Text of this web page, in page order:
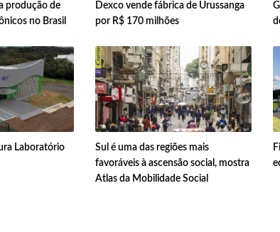
produção de
no Brasil
Dexco vende fábrica de Urussanga
por R$ 170 milhões
Laboratório
Sul é uma das regiões mais
favoráveis à ascensão social, mostra
Atlas da Mobilidade Social